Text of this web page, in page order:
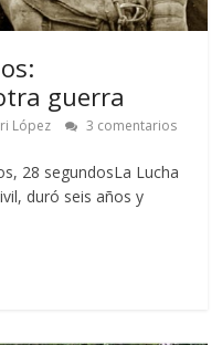
guerra
López 3 comentarios
28 segundosLa Lucha
duró seis años y